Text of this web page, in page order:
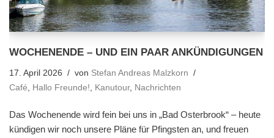
WOCHENENDE – UND EIN PAAR ANKÜNDIGUNGEN
17. April 2026 von Stefan Andreas Malzkorn
Café, Hallo Freunde!, Kanutour, Nachrichten
Das Wochenende wird fein bei uns in „Bad Osterbrook“ – heute
kündigen wir noch unsere Pläne für Pfingsten an, und freuen